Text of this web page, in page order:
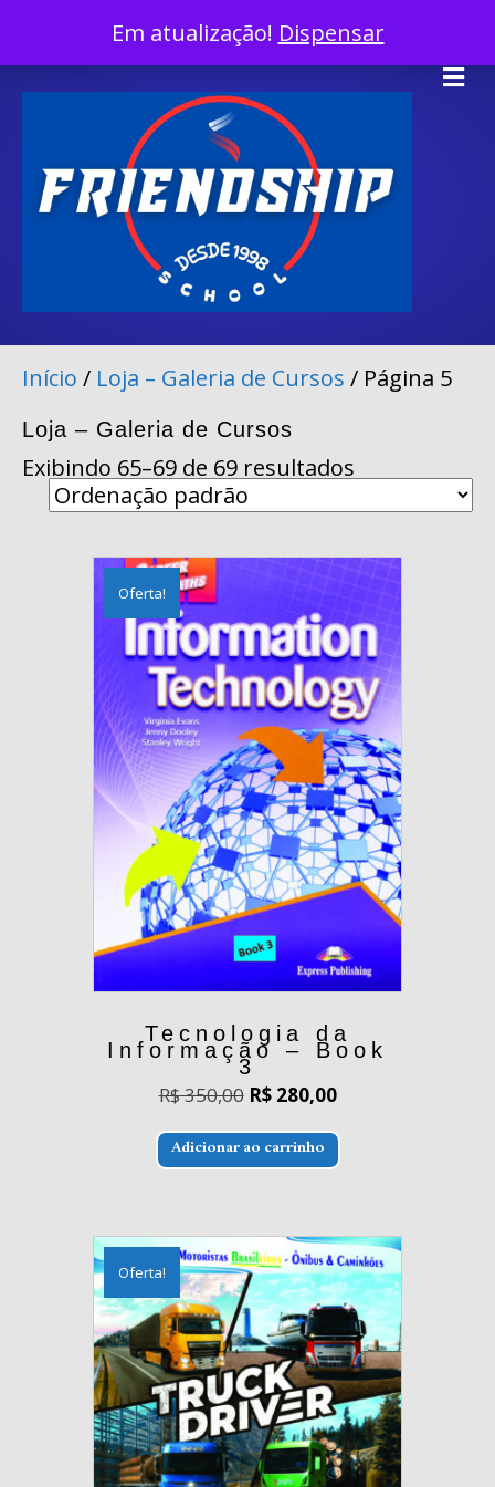
Em atualização! Dispensar
Facebook
TwitterLinkedinYoutubeInstagram
TiktokX-twitter
Início / Loja – Galeria de Cursos / Página 5
Loja – Galeria de Cursos
Exibindo 65–69 de 69 resultados
Oferta!
Tecnologia da
Informação – Book
3
R$350,00 O
preço
original
era:
R$ 350,00.
R$280,00O
atual
é:
R$ 280,00.
Adicionar ao carrinho
Oferta!